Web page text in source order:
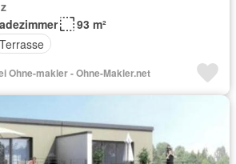
93 m²
Terrasse
Ohne-makler - Ohne-Makler.net